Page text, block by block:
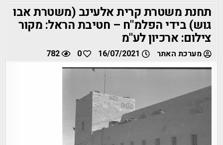
תחנת משטרת קרית אלעינב (משטרת אבו
גוש) בידי הפלמ"ח – חטיבת הראל: מקור
צילום: ארכיון לע"מ
מערכת האתר 0
782